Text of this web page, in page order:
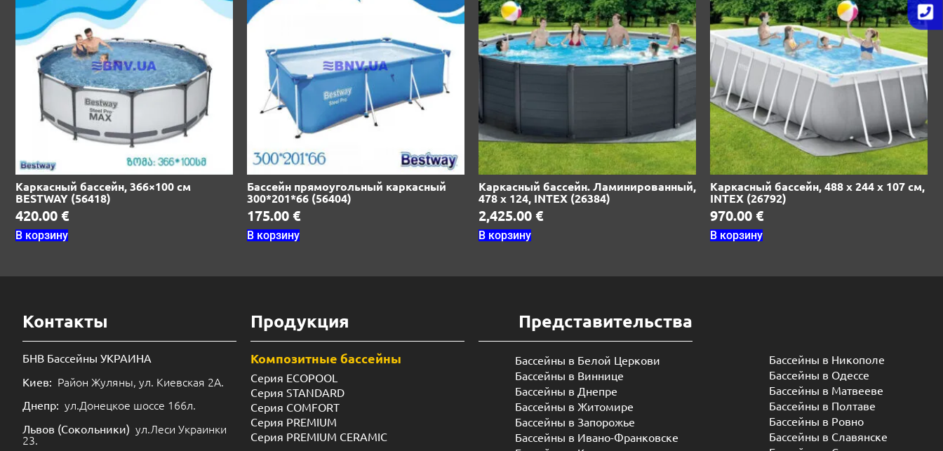
Каркасный бассейн, 366×100 см
BESTWAY (56418)
420.00 €
В корзину
Бассейн прямоугольный каркасный
300*201*66 (56404)
175.00 €
В корзину
Каркасный бассейн. Ламинированный,
478 х 124, INTEX (26384)
2,425.00 €
В корзину
Каркасный бассейн, 488 х 244 х 107 см,
INTEX (26792)
970.00 €
В корзину
Контакты
БНВ Бассейны УКРАИНА
Киев: Район Жуляны, ул. Киевская 2А.
Днепр: ул.Донецкое шоссе 166л.
Львов (Сокольники) ул.Леси Украинки
23.
Продукция
Композитные бассейны
Серия ECOPOOL
Серия STANDARD
Серия COMFORT
Серия PREMIUM
Серия PREMIUM CERAMIC
Представительства
Бассейны в Белой Церкови
Бассейны в Виннице
Бассейны в Днепре
Бассейны в Житомире
Бассейны в Запорожье
Бассейны в Ивано-Франковске
Бассейны в Никополе
Бассейны в Одессе
Бассейны в Матвееве
Бассейны в Полтаве
Бассейны в Ровно
Бассейны в Славянске